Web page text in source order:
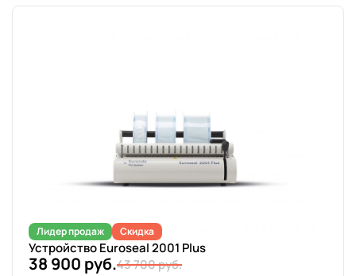
Лидер продаж Скидка
Устройство Euroseal 2001 Plus
38 900 руб.43 700 руб.